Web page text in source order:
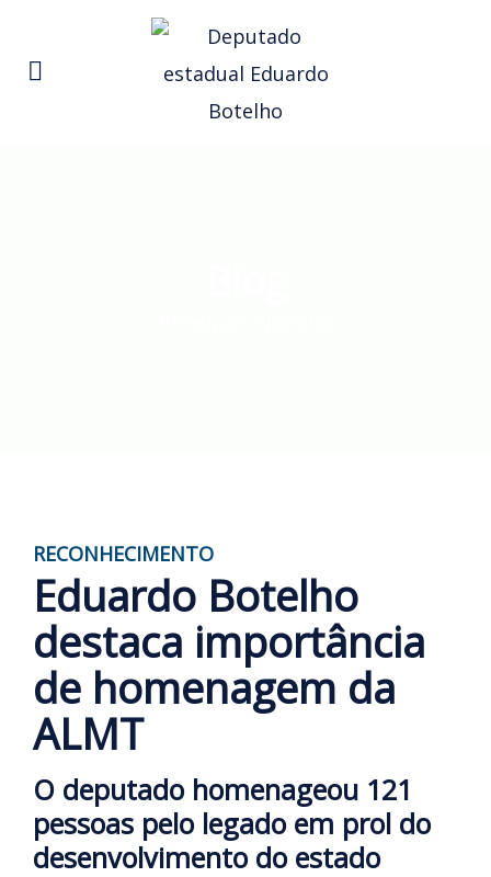
RECONHECIMENTO
Eduardo Botelho
destaca importância
de homenagem da
ALMT
O deputado homenageou 121
pessoas pelo legado em prol do
desenvolvimento do estado